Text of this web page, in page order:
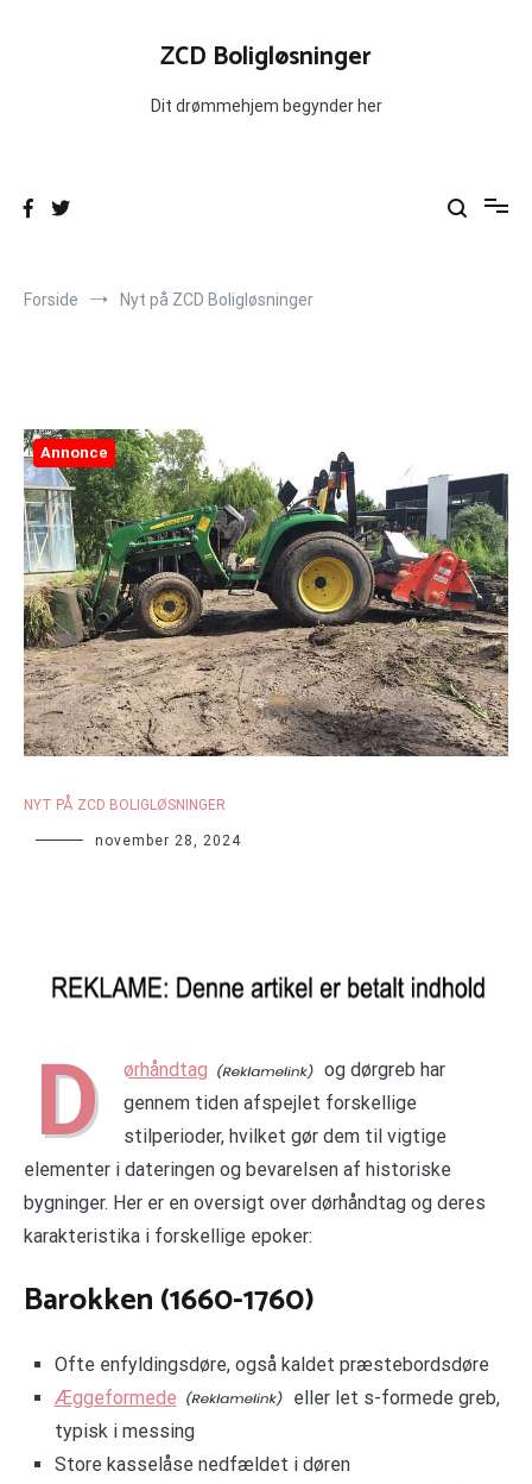
ZCD Boligløsninger
Dit drømmehjem begynder her
Forside Nyt på ZCD Boligløsninger
Annonce
NYT PÅ ZCD BOLIGLØSNINGER
november 28, 2024
D ørhåndtag
og dørgreb har
gennem tiden afspejlet forskellige
stilperioder, hvilket gør dem til vigtige
elementer i dateringen og bevarelsen af historiske
bygninger. Her er en oversigt over dørhåndtag og deres
karakteristika i forskellige epoker:
Barokken (1660-1760)
Ofte enfyldingsdøre, også kaldet præstebordsdøre
Æggeformede
eller let s-formede greb,
typisk i messing
Store kasselåse nedfældet i døren